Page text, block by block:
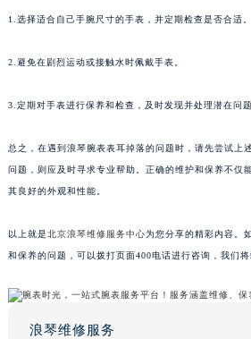
1.选择适合自己手腕尺寸的手表，并定期检查是否合适。
2.避免在剧烈运动或接触水时佩戴手表。
3.定期对手表进行保养和检查，及时发现并处理潜在问题
总之，在遇到浪琴腕表表耳掉落的问题时，请先尝试上
问题，则应及时寻求专业帮助。正确的维护和保养不仅
其良好的外观和性能。
以上就是北京浪琴维修服务中心为您分享的精彩内容。
和保养的问题，可以拨打页面400电话进行咨询，我们将
浪琴维修服务